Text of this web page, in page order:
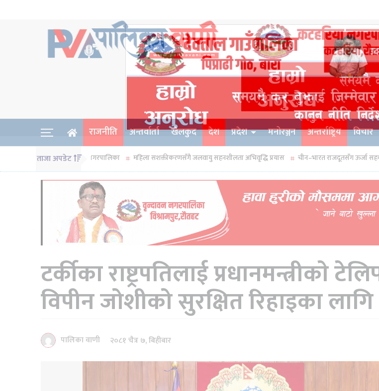
राजनीति अन्तर्वार्ता खेलकुद देश प्रदेश मनोरञ्जन अन्तर्राष्ट्रिय विचार
ताजा अपडेट
खालि गराउंदै नगरपालिका महिला सशक्तीकरणसँगै जलवायु सहनशीलता अभिवृद्धि प्रयास चीन–भारत राजदूतसँग ऊर्जा सहकार्य छलफल,
टर्कीका राष्ट्रपतिलाई प्रधानमन्त्रीकाे
विपीन जोशीको सुरक्षित रिहाइका
पालिका वाणी २०८१ चैत्र ७, बिहीबार